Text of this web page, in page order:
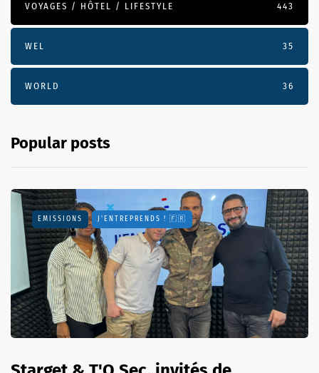
VOYAGES / HÔTEL / LIFESTYLE 443
WEL 35
WORLD 36
Popular posts
EMISSIONS J'ENTREPRENDS ! 🇫🇷